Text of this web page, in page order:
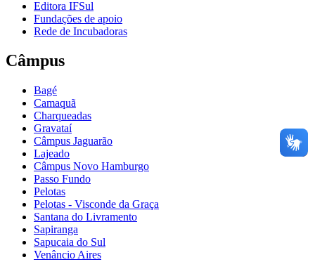
Editora IFSul
Fundações de apoio
Rede de Incubadoras
Câmpus
Bagé
Camaquã
Charqueadas
Gravataí
Câmpus Jaguarão
Lajeado
Câmpus Novo Hamburgo
Passo Fundo
Pelotas
Pelotas - Visconde da Graça
Santana do Livramento
Sapiranga
Sapucaia do Sul
Venâncio Aires